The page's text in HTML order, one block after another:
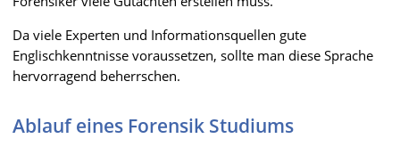
Da viele Experten und Informationsquellen gute
Englischkenntnisse voraussetzen, sollte man diese Sprache
hervorragend beherrschen.
Ablauf eines Forensik Studiums